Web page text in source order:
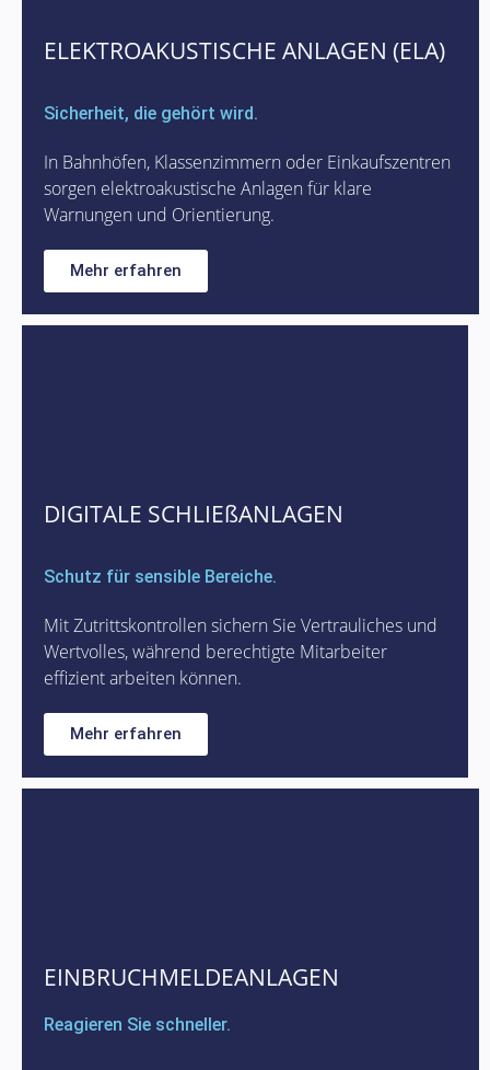
ELEKTROAKUSTISCHE ANLAGEN (ELA)
Sicherheit, die gehört wird.
In Bahnhöfen, Klassenzimmern oder Einkaufszentren
sorgen elektroakustische Anlagen für klare
Warnungen und Orientierung.
Mehr erfahren
DIGITALE SCHLIEßANLAGEN
Schutz für sensible Bereiche.
Mit Zutrittskontrollen sichern Sie Vertrauliches und
Wertvolles, während berechtigte Mitarbeiter
effizient arbeiten können.
Mehr erfahren
EINBRUCHMELDEANLAGEN
Reagieren Sie schneller.